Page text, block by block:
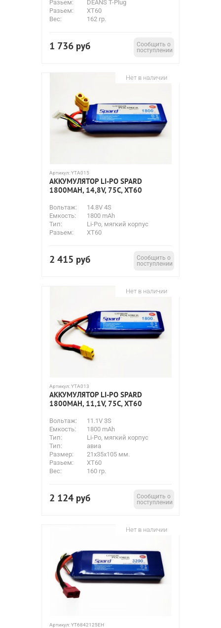
Разьем:
DEANS T-Plug
Разьем:
XT60
Вес:
162 гр.
1 736 руб
Сообщить о
поступлении
Нет в наличии
Артикул:YTA015
АККУМУЛЯТОР LI-PO SPARD
1800MAH, 14,8V, 75C, XT60
Вольтаж:
14.8V 4S
Емкость:
1800 mAh
Тип:
Li-Po, мягкий корпус
Разьем:
XT60
2 415 руб
Сообщить о
поступлении
Нет в наличии
Артикул:YTA013
АККУМУЛЯТОР LI-PO SPARD
1800MAH, 11,1V, 75C, XT60
Вольтаж:
11.1V 3S
Емкость:
1800 mAh
Тип:
Li-Po, мягкий корпус
Тип:
авиа
Размер:
21х35х105 мм.
Разьем:
XT60
Вес:
160 гр.
2 124 руб
Сообщить о
поступлении
Нет в наличии
Артикул:YT6842125EH